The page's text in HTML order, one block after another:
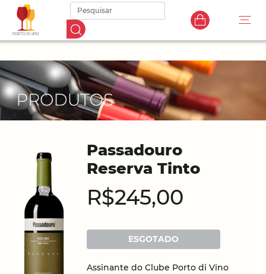
Passadouro
Reserva Tinto
R$245,00
ESGOTADO
Assinante do Clube Porto di Vino